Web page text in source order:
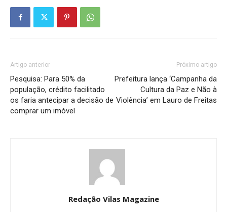
Artigo anterior
Pesquisa: Para 50% da
população, crédito facilitado
os faria antecipar a decisão de
comprar um imóvel
Próximo artigo
Prefeitura lança ‘Campanha da
Cultura da Paz e Não à
Violência’ em Lauro de Freitas
Redação Vilas Magazine